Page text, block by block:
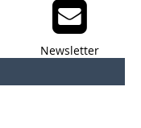
Newsletter